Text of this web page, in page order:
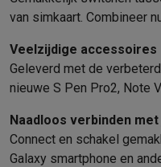
SoldenAlle soldendeals
Daarom KrëfelGratis
Installatie aan huisGroot
Betalingsmogelijkheden
KlantenserviceHerstelling
Groot elektro & inbouw
Klein elektroBeauty &
van simkaart. Combineer
Veelzijdige accessoires
Geleverd met de
nieuwe S Pen Pro2, Note
Naadloos verbinden
Connect en schakel
Galaxy smartphone en